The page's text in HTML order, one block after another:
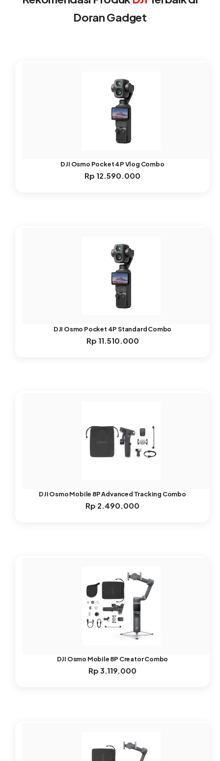
Doran Gadget
DJI Osmo Pocket 4P Vlog Combo
Rp 12.590.000
DJI Osmo Pocket 4P Standard Combo
Rp 11.510.000
DJI Osmo Mobile 8P Advanced Tracking Combo
Rp 2.490.000
DJI Osmo Mobile 8P Creator Combo
Rp 3.119.000